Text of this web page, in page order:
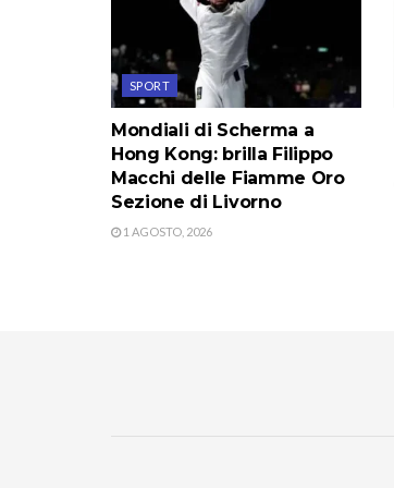
SPORT
Mondiali di Scherma a
Hong Kong: brilla Filippo
Macchi delle Fiamme Oro
Sezione di Livorno
1 AGOSTO, 2026